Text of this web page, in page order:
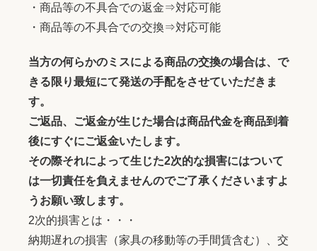
・商品等の不具合での返金⇒対応可能
・商品等の不具合での交換⇒対応可能
当方の何らかのミスによる商品の交換の場合は、で
きる限り最短にて発送の手配をさせていただきま
す。
ご返品、ご返金が生じた場合は商品代金を商品到着
後にすぐにご返金いたします。
その際それによって生じた2次的な損害にはついて
は一切責任を負えませんのでご了承くださいますよ
うお願い致します。
2次的損害とは・・・
納期遅れの損害（家具の移動等の手間賃含む）、交